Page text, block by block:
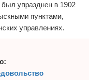
упразднен в 1902
пунктами,
управлениях.